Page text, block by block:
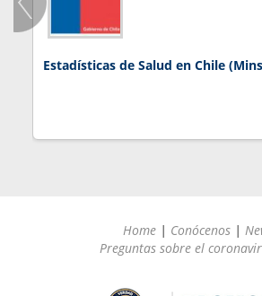
Estadísticas de Salud en Chile
Home | Conócenos |
Preguntas sobre el